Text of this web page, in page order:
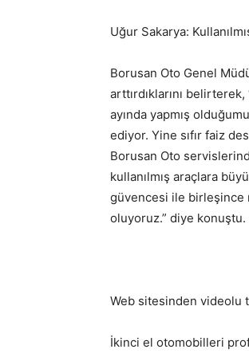
Uğur Sakarya:
Borusan Oto Genel
arttırdıklarını
ayında yapmış
ediyor. Yine sıfır faiz
Borusan Oto
kullanılmış araçlara
güvencesi ile birleşince
oluyoruz.” diye konuştu.
Web sitesinden videolu
İkinci el otomobilleri